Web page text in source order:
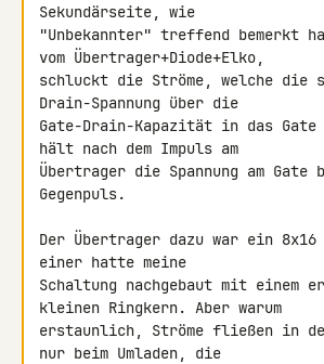
Sekundärseite, wie
"Unbekannter" treffend bemerkt
vom Übertrager+Diode+Elko,
schluckt die Ströme, welche die
Drain-Spannung über die
Gate-Drain-Kapazität in das
hält nach dem Impuls am
Übertrager die Spannung am Gate
Gegenpuls.
Der Übertrager dazu war ein 8x16
einer hatte meine
Schaltung nachgebaut mit einem
kleinen Ringkern. Aber warum
erstaunlich, Ströme fließen in
nur beim Umladen, die